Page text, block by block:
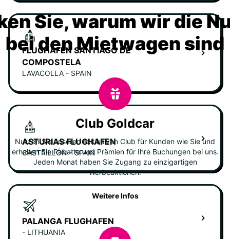
FLUGHAFEN SANTIAGO DE
COMPOSTELA
LAVACOLLA - SPAIN
ASTURIAS FLUGHAFEN
CASTRILLÓN - SPAIN
PALANGA FLUGHAFEN
- LITHUANIA
Sie, warum wir die
bei den Mietwagen sind
Club Goldcar
Nutzen Sie unseren exklusiven Club für Kunden wie Sie und
erhalten Sie Rabatte und Prämien für Ihre Buchungen bei uns.
Jeden Monat haben Sie Zugang zu einzigartigen
Werbeaktionen.
Weitere Infos